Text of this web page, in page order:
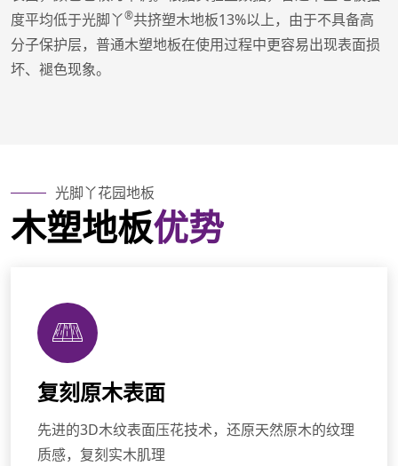
度平均低于光脚丫®共挤塑木地板13%以上，由于不具备高
分子保护层，普通木塑地板在使用过程中更容易出现表面损
坏、褪色现象。
光脚丫花园地板
木塑地板优势
复刻原木表面
先进的3D木纹表面压花技术，还原天然原木的纹理
质感，复刻实木肌理